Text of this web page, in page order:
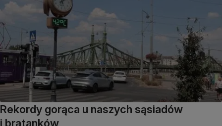
Rekordy gorąca u naszych sąsiadów
i bratanków